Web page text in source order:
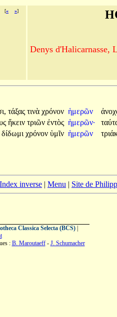
[« »]
Denys d'Halicarnasse,
τάξας τινὰ χρόνον ἡμερῶν
ἥκειν τριῶν ἐντὸς ἡμερῶν·
δίδωμι χρόνον ὑμῖν ἡμερῶν
Index inverse | Menu | Site de
Classica Selecta (BCS)|
: B. Maroutaeff- J. Schumacher